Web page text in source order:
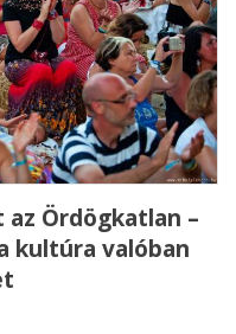
Ördögkatlan –
kultúra valóban